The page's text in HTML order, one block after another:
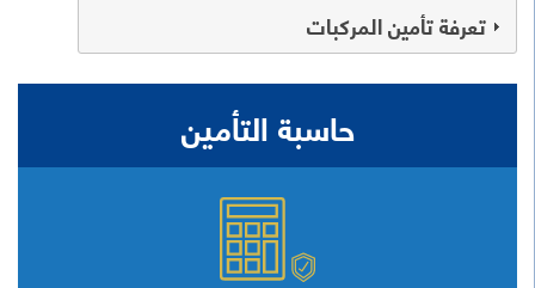
تعرفة تأمين المركبات
حاسبة التأمين